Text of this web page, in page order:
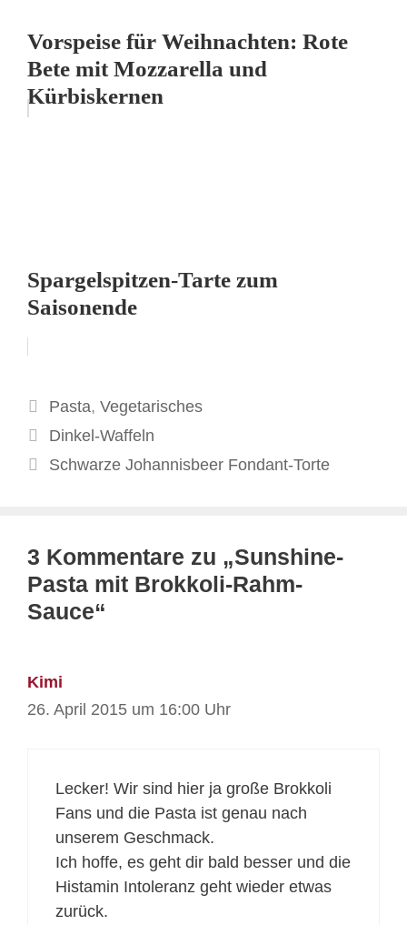
Vorspeise für Weihnachten: Rote
Bete mit Mozzarella und
Kürbiskernen
Spargelspitzen-Tarte zum
Saisonende
Kategorien
Pasta, Vegetarisches
Dinkel-Waffeln
Schwarze Johannisbeer Fondant-Torte
3 Kommentare zu „Sunshine-
Pasta mit Brokkoli-Rahm-
Sauce“
Kimi
26. April 2015 um 16:00 Uhr
Lecker! Wir sind hier ja große Brokkoli
Fans und die Pasta ist genau nach
unserem Geschmack.
Ich hoffe, es geht dir bald besser und die
Histamin Intoleranz geht wieder etwas
zurück.